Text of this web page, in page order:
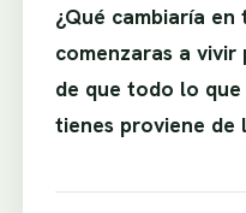
¿Qué cambiaría
comenzaras a
de que todo lo
tienes proviene de